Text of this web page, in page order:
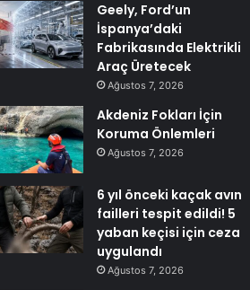
Geely, Ford’un
İspanya’daki
Fabrikasında Elektrikli
Araç Üretecek
Ağustos 7, 2026
Akdeniz Fokları İçin
Koruma Önlemleri
Ağustos 7, 2026
6 yıl önceki kaçak avın
failleri tespit edildi! 5
yaban keçisi için ceza
uygulandı
Ağustos 7, 2026